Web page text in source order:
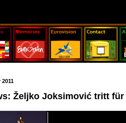
Željko Joksimović tritt für